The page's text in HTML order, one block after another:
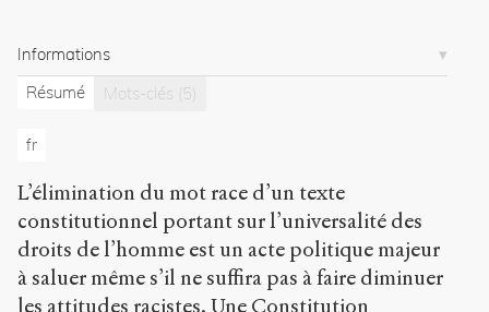
u
l
o
r
g
/
r
Informations
Résumé
Mots-clés (5)
fr
L’élimination du mot race d’un texte
constitutionnel portant sur l’universalité des
droits de l’homme est un acte politique majeur
à saluer même s’il ne suffira pas à faire diminuer
les attitudes racistes. Une Constitution